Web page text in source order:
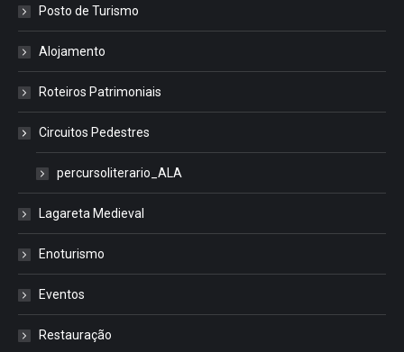
Posto de Turismo
Alojamento
Roteiros Patrimoniais
Circuitos Pedestres
percursoliterario_ALA
Lagareta Medieval
Enoturismo
Eventos
Restauração